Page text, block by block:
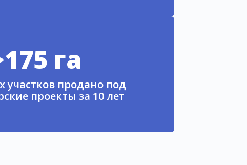
га
участков продано под
проекты за 10 лет